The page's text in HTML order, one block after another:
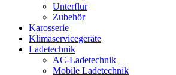
Unterflur
Zubehör
Karosserie
Klimaservicegeräte
Ladetechnik
AC-Ladetechnik
Mobile Ladetechnik